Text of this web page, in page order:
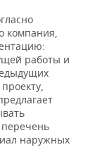
компания,
работы и
наружных